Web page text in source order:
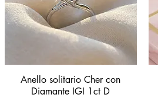
Vista rapida
Anello solitario Cher con
Diamante IGI 1ct D